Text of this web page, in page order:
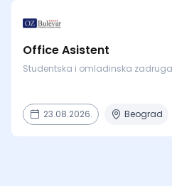
Office Asistent
Studentska i omladinska
23.08.2026. Beograd